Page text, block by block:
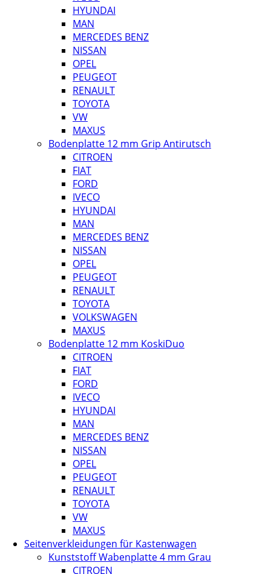
HYUNDAI
MAN
MERCEDES BENZ
NISSAN
OPEL
PEUGEOT
RENAULT
TOYOTA
VW
MAXUS
Bodenplatte 12 mm Grip Antirutsch
CITROEN
FIAT
FORD
IVECO
HYUNDAI
MAN
MERCEDES BENZ
NISSAN
OPEL
PEUGEOT
RENAULT
TOYOTA
VOLKSWAGEN
MAXUS
Bodenplatte 12 mm KoskiDuo
CITROEN
FIAT
FORD
IVECO
HYUNDAI
MAN
MERCEDES BENZ
NISSAN
OPEL
PEUGEOT
RENAULT
TOYOTA
VW
MAXUS
Seitenverkleidungen für Kastenwagen
Kunststoff Wabenplatte 4 mm Grau
CITROEN